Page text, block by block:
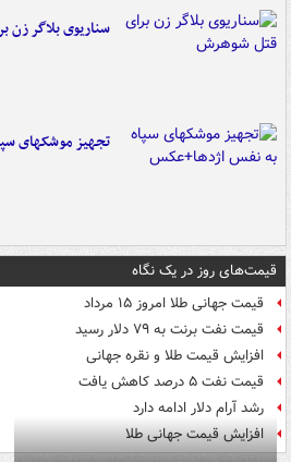
سناریوی بلاگر
تجهیز موشکهای
قیمت‌های روز در یک نگاه
قیمت جهانی طلا امروز ۱۵ مرداد
قیمت نفت برنت به ۷۹ دلار رسید
افزایش قیمت طلا و نقره جهانی
قیمت نفت ۵ درصد کاهش یافت
رشد آرام دلار ادامه دارد
افزایش قیمت جهانی طلا